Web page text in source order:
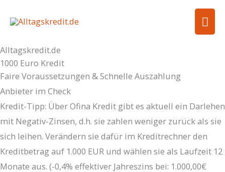
Inhalt
Alltagskredit.de
1000 Euro Kredit
Faire Voraussetzungen & Schnelle Auszahlung
Anbieter im Check
Kredit-Tipp: Über Ofina Kredit gibt es aktuell ein Darlehen
mit Negativ-Zinsen, d.h. sie zahlen weniger zurück als sie
sich leihen. Verändern sie dafür im Kreditrechner den
Kreditbetrag auf 1.000 EUR und wählen sie als Laufzeit 12
Monate aus. (-0,4% effektiver Jahreszins bei: 1.000,00€